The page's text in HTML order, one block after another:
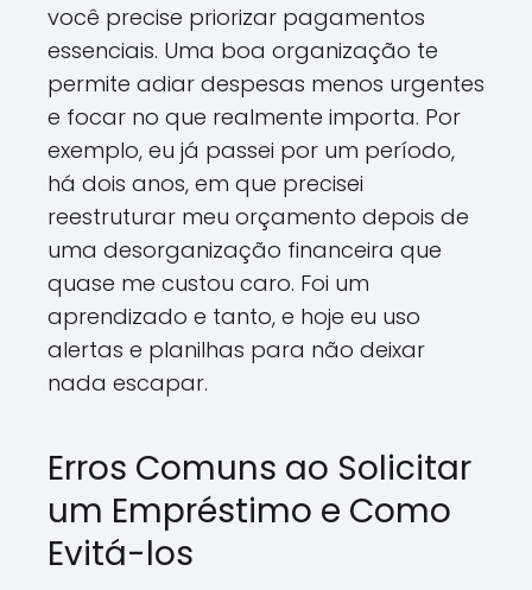
você precise priorizar pagamentos
essenciais. Uma boa organização te
permite adiar despesas menos urgentes
e focar no que realmente importa. Por
exemplo, eu já passei por um período,
há dois anos, em que precisei
reestruturar meu orçamento depois de
uma desorganização financeira que
quase me custou caro. Foi um
aprendizado e tanto, e hoje eu uso
alertas e planilhas para não deixar
nada escapar.
Erros Comuns ao Solicitar
um Empréstimo e Como
Evitá-los